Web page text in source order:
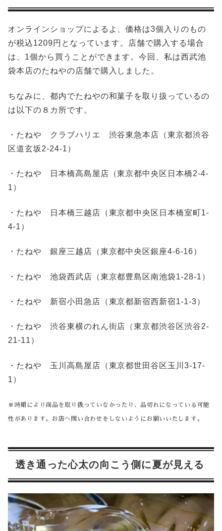
オンラインショップによるよ、価格は3個入りのもの
が税込1209円となっています。店舗で購入する場合
は、1個から買うことができます。今回、私は西武池
袋本店のたねやの店舗で購入しました。
ちなみに、都内でたねやの和菓子を取り扱っているの
は以下の８カ所です。
・たねや クラブハリエ 渋谷東急本店（東京都渋谷
区道玄坂2-24-1）
・たねや 日本橋高島屋店（東京都中央区日本橋2-4-
1）
・たねや 日本橋三越店（東京都中央区日本橋室町1-
4-1）
・たねや 銀座三越店（東京都中央区銀座4-6-16）
・たねや 池袋西武店（東京都豊島区南池袋1-28-1）
・たねや 新宿小田急店（東京都新宿西新宿1-1-3）
・たねや 渋谷東横のれん街店（東京都渋谷区渋谷2-
21-11）
・たねや 玉川高島屋店（東京都世田谷区玉川3-17-
1）
※時期により商品を取り扱っていなかったり、品切れになっている可能
性があります。お店へ問い合わせをしないようにお願いいたします。
透き通った心太の向こう側に夏が見える